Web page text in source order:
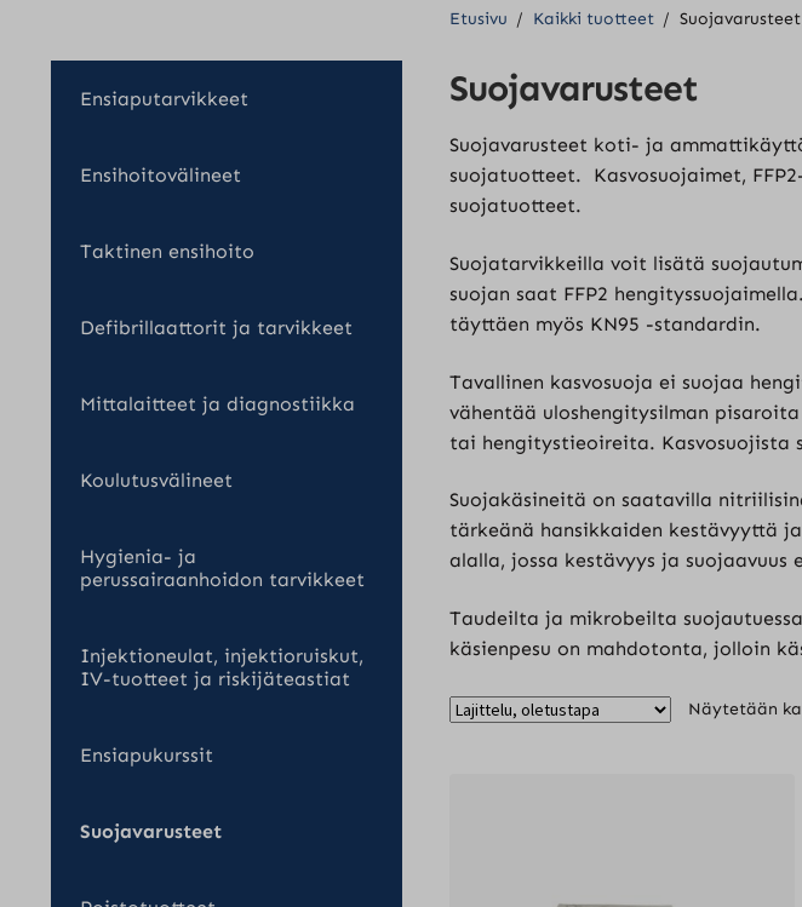
Etusivu / Kaikki tuotteet / Suojavarusteet
Suojavarusteet
Suojavarusteet koti- ja
suojatuotteet. Kasvosuojaimet,
suojatuotteet.
Suojatarvikkeilla voit lisätä
suojan saat FFP2
täyttäen myös KN95 -standardin.
Tavallinen kasvosuoja ei suojaa
vähentää uloshengitysilman
tai hengitystieoireita. Kasvosuojista
Suojakäsineitä on saatavilla
tärkeänä hansikkaiden kestävyyttä
alalla, jossa kestävyys ja
Taudeilta ja mikrobeilta
käsienpesu on mahdotonta, jolloin
Näytetään
Ensiaputarvikkeet
Ensihoitovälineet
Taktinen ensihoito
Defibrillaattorit ja tarvikkeet
Mittalaitteet ja diagnostiikka
Koulutusvälineet
Hygienia- ja
perussairaanhoidon tarvikkeet
Injektioneulat, injektioruiskut,
IV-tuotteet ja riskijäteastiat
Ensiapukurssit
Suojavarusteet